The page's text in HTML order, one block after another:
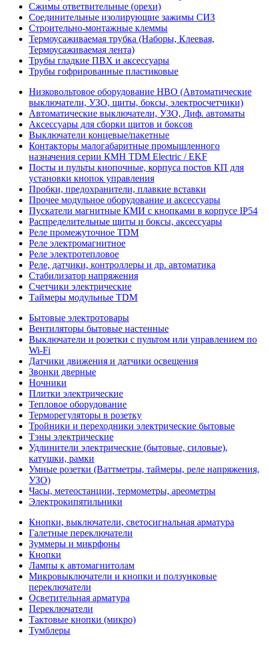
Сжимы ответвительные (орехи)
Соединительные изолирующие зажимы СИЗ
Строительно-монтажные клеммы
Термоусаживаемая трубка (Наборы, Клеевая,
Термоусаживаемая лента)
Трубы гладкие ПВХ и аксессуары
Трубы гофрированные пластиковые
Низковольтовое оборудование НВО (Автоматические
выключатели, УЗО, щиты, боксы, электросчетчики)
Автоматические выключатели, УЗО, Диф. автоматы
Аксессуары для сборки щитов и боксов
Выключатели концевые/пакетные
Контакторы малогабаритные промышленного
назначения серии КМН TDM Electric / EKF
Посты и пульты кнопочные, корпуса постов КП для
установки кнопок управления
Пробки, предохранители, плавкие вставки
Прочее модульное оборудование и аксессуары
Пускатели магнитные КМИ с кнопками в корпусе IP54
Распределительные щиты и боксы, аксессуары
Реле промежуточное TDM
Реле электромагнитное
Реле электротепловое
Реле, датчики, контроллеры и др. автоматика
Стабилизатор напряжения
Счетчики электрические
Таймеры модульные TDM
Бытовые электротовары
Вентиляторы бытовые настенные
Выключатели и розетки с пультом или управлением по
Wi-Fi
Датчики движения и датчики освещения
Звонки дверные
Ночники
Плитки электрические
Тепловое оборудование
Терморегуляторы в розетку
Тройники и переходники электрические бытовые
Тэны электрические
Удлинители электрические (бытовые, силовые),
катушки, рамки
Умные розетки (Ваттметры, таймеры, реле напряжения,
УЗО)
Часы, метеостанции, термометры, ареометры
Электрокипятильники
Кнопки, выключатели, светосигнальная арматура
Галетные переключатели
Зуммеры и микрфоны
Кнопки
Лампы к автомагнитолам
Микровыключатели и кнопки и ползунковые
переключатели
Осветительная арматура
Переключатели
Тактовые кнопки (микро)
Тумблеры